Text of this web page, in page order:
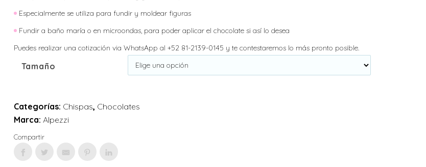
Especialmente se utiliza para fundir y moldear figuras
Fundir a baño maría o en microondas, para poder aplicar el chocolate si así lo desea
Puedes realizar una cotización via WhatsApp al +52 81-2139-0145 y te contestaremos lo más pronto posible.
Tamaño
Categorías: Chispas, Chocolates
Marca: Alpezzi
Compartir